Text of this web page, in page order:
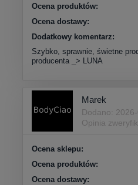
Ocena produktów:
Ocena dostawy:
Dodatkowy komentarz:
Szybko, sprawnie, świetne
producenta _> LUNA
Marek
Dodano:
Opinia
Ocena sklepu:
Ocena produktów:
Ocena dostawy: